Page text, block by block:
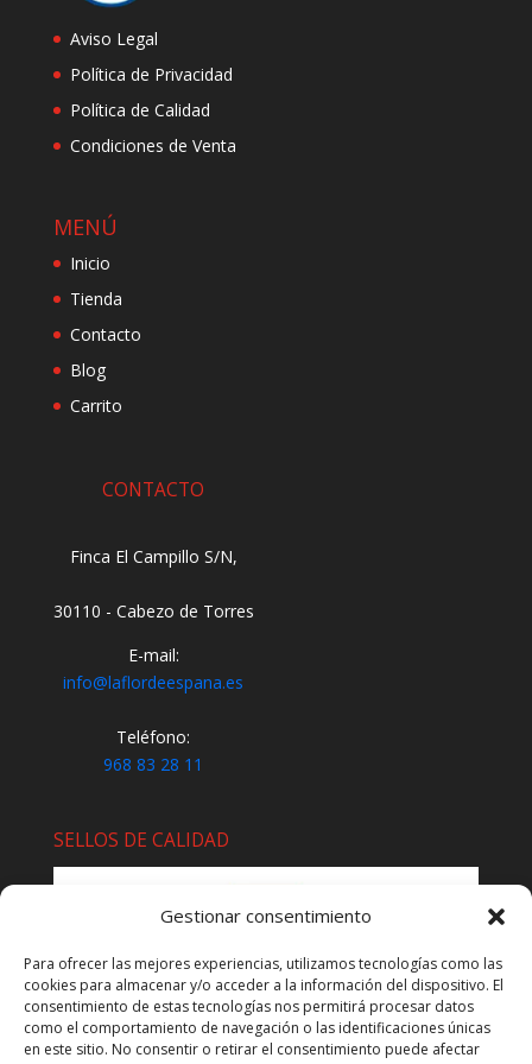
Gestionar consentimiento
Para ofrecer las mejores experiencias, utilizamos tecnologías como las
cookies para almacenar y/o acceder a la información del dispositivo. El
consentimiento de estas tecnologías nos permitirá procesar datos
como el comportamiento de navegación o las identificaciones únicas
en este sitio. No consentir o retirar el consentimiento puede afectar
Aviso Legal
Política de Privacidad
Política de Calidad
Condiciones de Venta
MENÚ
Inicio
Tienda
Contacto
Blog
Carrito
CONTACTO
Finca El Campillo S/N,
30110 - Cabezo de Torres
E-mail:
info@laflordeespana.es
Teléfono:
968 83 28 11
SELLOS DE CALIDAD